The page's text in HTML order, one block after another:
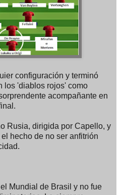
configuración y terminó
los 'diablos rojos' como
acompañante en
Rusia, dirigida por Capello, y
hecho de no ser anfitrión
Mundial de Brasil y no fue